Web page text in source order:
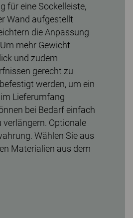
für eine Sockelleiste,
Wand aufgestellt
die Anpassung
mehr Gewicht
und zudem
gerecht zu
werden, um ein
Lieferumfang
bei Bedarf einfach
Optionale
Wählen Sie aus
Materialien aus dem